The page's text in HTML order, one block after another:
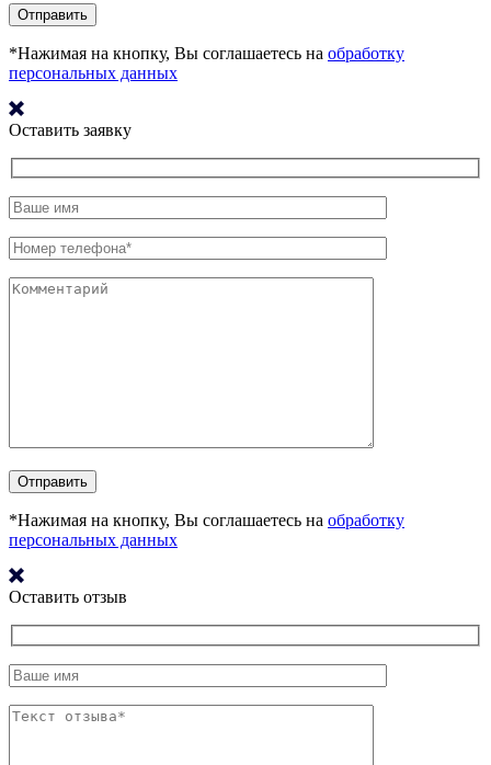
*Нажимая на кнопку, Вы соглашаетесь на обработку
персональных данных
Оставить заявку
*Нажимая на кнопку, Вы соглашаетесь на обработку
персональных данных
Оставить отзыв